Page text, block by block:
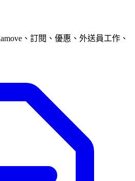
、訂閱、優惠、外送員工作、